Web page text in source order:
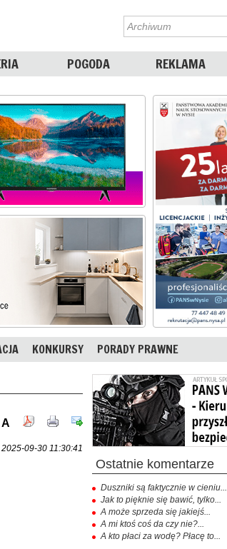
POGODA REKLAMA
KONKURSY PORADY PRAWNE
A
09-30 11:30:41
ostatnie komentarze
Duszniki są faktycznie w cieniu...
Jak to pięknie się bawić, tylko...
A może sprzeda się jakiejś...
A mi ktoś coś da czy nie?...
A kto płaci za wodę? Płacę to...